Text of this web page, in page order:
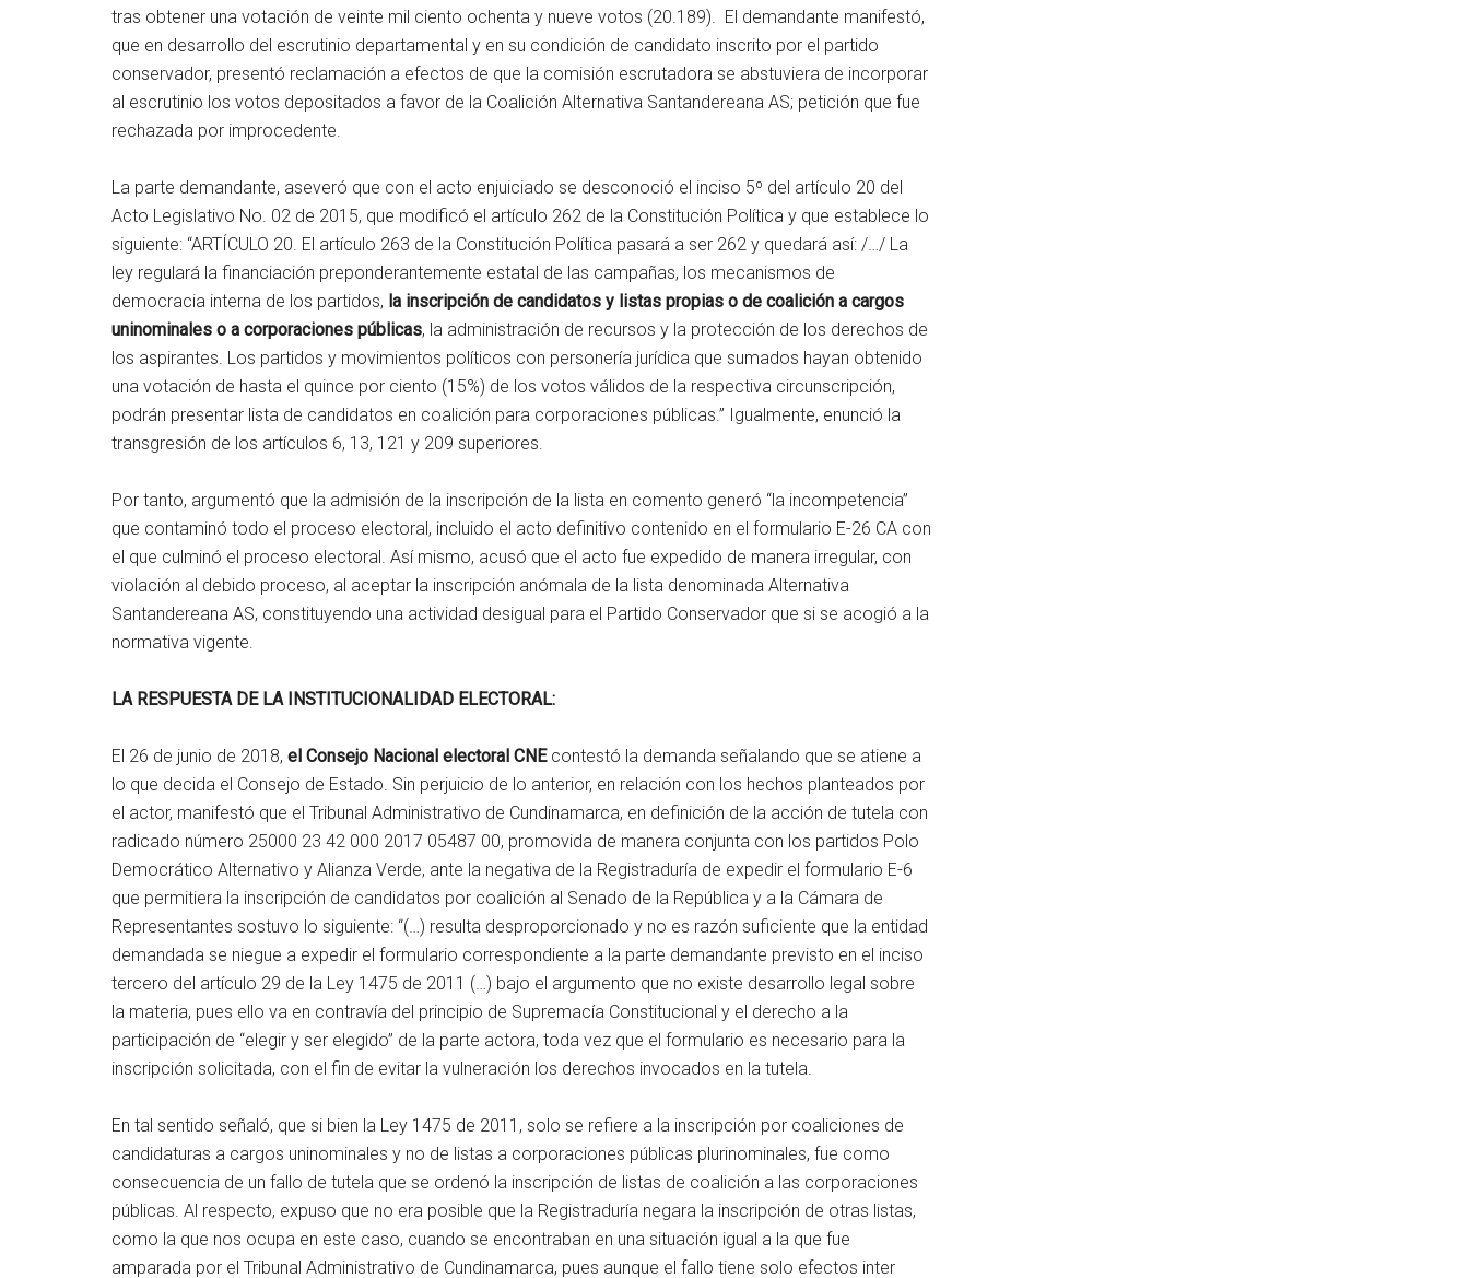
tras obtener una votación de veinte mil ciento ochenta y nueve votos (20.189). El demandante manifestó,
que en desarrollo del escrutinio departamental y en su condición de candidato inscrito por el partido
conservador, presentó reclamación a efectos de que la comisión escrutadora se abstuviera de incorporar
al escrutinio los votos depositados a favor de la Coalición Alternativa Santandereana AS; petición que fue
rechazada por improcedente.
La parte demandante, aseveró que con el acto enjuiciado se desconoció el inciso 5º del artículo 20 del
Acto Legislativo No. 02 de 2015, que modificó el artículo 262 de la Constitución Política y que establece lo
siguiente: “ARTÍCULO 20. El artículo 263 de la Constitución Política pasará a ser 262 y quedará así: /…/ La
ley regulará la financiación preponderantemente estatal de las campañas, los mecanismos de
democracia interna de los partidos, la inscripción de candidatos y listas propias o de coalición a cargos
uninominales o a corporaciones públicas, la administración de recursos y la protección de los derechos de
los aspirantes. Los partidos y movimientos políticos con personería jurídica que sumados hayan obtenido
una votación de hasta el quince por ciento (15%) de los votos válidos de la respectiva circunscripción,
podrán presentar lista de candidatos en coalición para corporaciones públicas.” Igualmente, enunció la
transgresión de los artículos 6, 13, 121 y 209 superiores.
Por tanto, argumentó que la admisión de la inscripción de la lista en comento generó “la incompetencia”
que contaminó todo el proceso electoral, incluido el acto definitivo contenido en el formulario E-26 CA con
el que culminó el proceso electoral. Así mismo, acusó que el acto fue expedido de manera irregular, con
violación al debido proceso, al aceptar la inscripción anómala de la lista denominada Alternativa
Santandereana AS, constituyendo una actividad desigual para el Partido Conservador que si se acogió a la
normativa vigente.
LA RESPUESTA DE LA INSTITUCIONALIDAD ELECTORAL:
El 26 de junio de 2018, el Consejo Nacional electoral CNEcontestó la demanda señalando que se atiene a
lo que decida el Consejo de Estado. Sin perjuicio de lo anterior, en relación con los hechos planteados por
el actor, manifestó que el Tribunal Administrativo de Cundinamarca, en definición de la acción de tutela con
radicado número 25000 23 42 000 2017 05487 00, promovida de manera conjunta con los partidos Polo
Democrático Alternativo y Alianza Verde, ante la negativa de la Registraduría de expedir el formulario E-6
que permitiera la inscripción de candidatos por coalición al Senado de la República y a la Cámara de
Representantes sostuvo lo siguiente: “(…) resulta desproporcionado y no es razón suficiente que la entidad
demandada se niegue a expedir el formulario correspondiente a la parte demandante previsto en el inciso
tercero del artículo 29 de la Ley 1475 de 2011 (…) bajo el argumento que no existe desarrollo legal sobre
la materia, pues ello va en contravía del principio de Supremacía Constitucional y el derecho a la
participación de “elegir y ser elegido” de la parte actora, toda vez que el formulario es necesario para la
inscripción solicitada, con el fin de evitar la vulneración los derechos invocados en la tutela.
En tal sentido señaló, que si bien la Ley 1475 de 2011, solo se refiere a la inscripción por coaliciones de
candidaturas a cargos uninominales y no de listas a corporaciones públicas plurinominales, fue como
consecuencia de un fallo de tutela que se ordenó la inscripción de listas de coalición a las corporaciones
públicas. Al respecto, expuso que no era posible que la Registraduría negara la inscripción de otras listas,
como la que nos ocupa en este caso, cuando se encontraban en una situación igual a la que fue
amparada por el Tribunal Administrativo de Cundinamarca, pues aunque el fallo tiene solo efectos inter